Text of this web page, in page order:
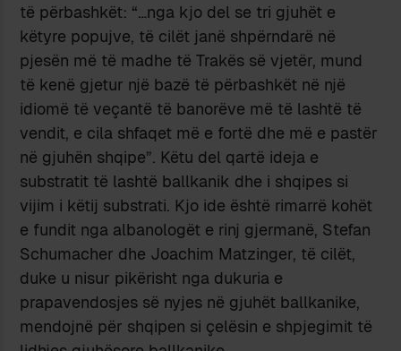
të përbashkët: “…nga kjo del se tri gjuhët e
këtyre popujve, të cilët janë shpërndarë në
pjesën më të madhe të Trakës së vjetër, mund
të kenë gjetur një bazë të përbashkët në një
idiomë të veçantë të banorëve më të lashtë të
vendit, e cila shfaqet më e fortë dhe më e pastër
në gjuhën shqipe”. Këtu del qartë ideja e
substratit të lashtë ballkanik dhe i shqipes si
vijim i këtij substrati. Kjo ide është rimarrë kohët
e fundit nga albanologët e rinj gjermanë, Stefan
Schumacher dhe Joachim Matzinger, të cilët,
duke u nisur pikërisht nga dukuria e
prapavendosjes së nyjes në gjuhët ballkanike,
mendojnë për shqipen si çelësin e shpjegimit të